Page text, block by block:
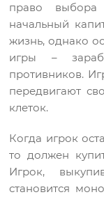
право выбора
начальный
жизнь, однако
игры –
противников.
передвигают
клеток.
Когда игрок
то должен
Игрок,
становится